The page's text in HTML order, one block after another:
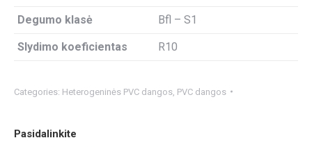
Degumo klasė Bfl – S1
Slydimo koeficientas R10
Categories: Heterogeninės PVC dangos PVC dangos
Pasidalinkite